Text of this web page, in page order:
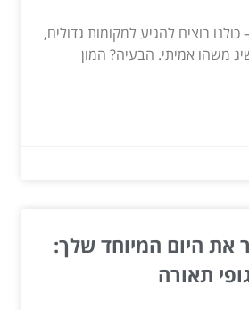
רוצים להגיע למקומות גדולים,
משהו אמיתי. הבעיה? המון
את היום המיוחד שלך:
תאורה